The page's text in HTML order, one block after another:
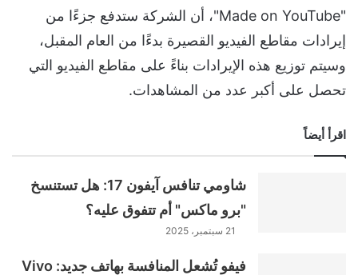
"Made on YouTube"، أن الشركة ستدفع جزءًا من
إيرادات مقاطع الفيديو القصيرة بدءًا من العام المقبل،
وسيتم توزيع هذه الإيرادات بناءً على مقاطع الفيديو التي
تحصل على أكبر عدد من المشاهدات.
اقرأ أيضاً
شاومي تنافس آيفون 17: هل تستنسخ
"برو ماكس" أم تتفوق عليه؟
21 سبتمبر، 2025
فيفو تُشعل المنافسة بهاتف جديد: Vivo